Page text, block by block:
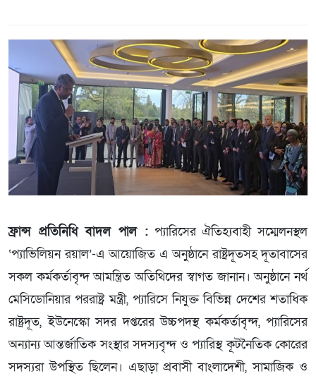
ফ্রান্স প্রতিনিধি বাদল পাল :প্যারিসের ঐতিহ্যবাহী সম্মেলনস্থল
‘প্যাভিলিয়ন রয়াল’-এ আয়োজিত এ অনুষ্ঠানে রাষ্ট্রদূতসহ দূতাবাসের
সকল কর্মকর্তাবৃন্দ আমন্ত্রিত অতিথিদের স্বাগত জানান। অনুষ্ঠানে নর্থ
মেসিডোনিয়ার পররাষ্ট্র মন্ত্রী, প্যারিসে নিযুক্ত বিভিন্ন দেশের শতাধিক
রাষ্ট্রদূত, ইউনেস্কো সদর দপ্তরের উচ্চপদস্থ কর্মকর্তাবৃন্দ, প্যারিসের
অন্যান্য আন্তর্জাতিক সংস্থার সদস্যবৃন্দ ও প্যারিস্থ কূটনৈতিক কোরের
সদস্যরা উপস্থিত ছিলেন। এছাড়া প্রবাসী বাংলাদেশী, সামাজিক ও